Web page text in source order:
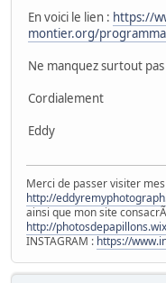
En voici le lien : https://
montier.org/
Ne manquez surtout pas
Cordialement
Eddy
Merci de passer visiter
http://
ainsi que mon site
http://
INSTAGRAM : https://